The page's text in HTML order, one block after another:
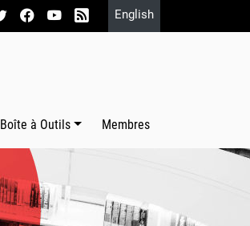
English
Boîte à Outils Membres